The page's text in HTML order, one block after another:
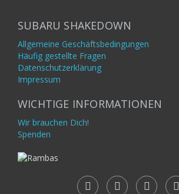
SUBARU SHAKEDOWN
Allgemeine Geschäftsbedingungen
Häufig gestellte Fragen
Datenschutzerklärung
Impressum
WICHTIGE INFORMATIONEN
Wir brauchen Dich!
Spenden